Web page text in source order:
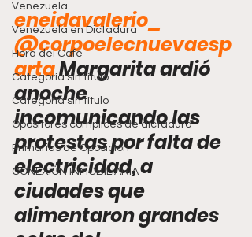
Venezuela
Venezuela en Dictadura
Hora del Café
Categoría sin título
Categoría sin título
Opositores cómplices de dictadura
Primarias de Oposición
CONEXIÓN INMOBILIARIA
eneidavalerio_
@corpoelecnuevaesp
arta Margarita ardió
anoche
incomunicando las
protestas por falta de
electricidad, a
ciudades que
alimentaron grandes